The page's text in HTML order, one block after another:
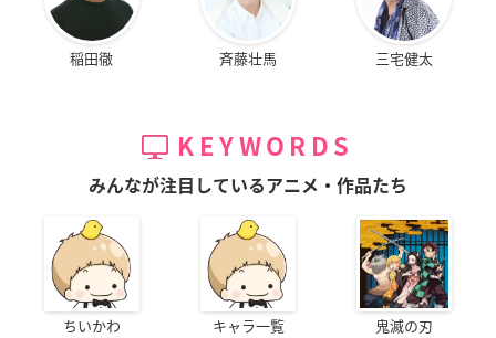
稲田徹 斉藤壮馬 三宅健太
KEYWORDS
みんなが注目しているアニメ・作品たち
ちいかわ キャラ一覧 鬼滅の刃